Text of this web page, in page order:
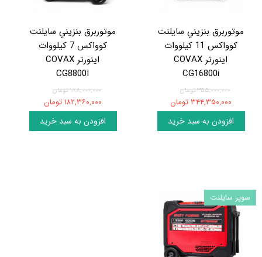
موتوربرق بنزيني سایلنت
کوواکس 11 کيلووات
اينورتر COVAX
CG16800i
۳۵۵,۰۰۰,۰۰۰ تومان
۳۴۴,۳۵۰,۰۰۰ تومان
افزودن به سبد خرید
موتوربرق بنزيني سایلنت
کوواکس 7 کيلووات
اينورتر COVAX
CG8800I
۱۸۸,۰۰۰,۰۰۰ تومان
۱۸۲,۳۶۰,۰۰۰ تومان
افزودن به سبد خرید
سوپر سایلنت